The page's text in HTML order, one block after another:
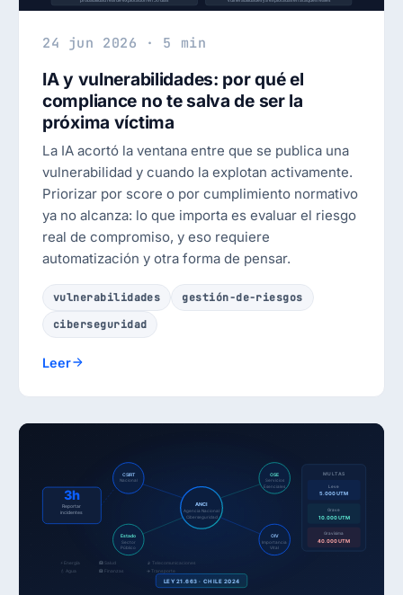
24 jun 2026 · 5 min
IA y vulnerabilidades: por qué el
compliance no te salva de ser la
próxima víctima
La IA acortó la ventana entre que se publica una
vulnerabilidad y cuando la explotan activamente.
Priorizar por score o por cumplimiento normativo
ya no alcanza: lo que importa es evaluar el riesgo
real de compromiso, y eso requiere
automatización y otra forma de pensar.
vulnerabilidades
gestión-de-riesgos
ciberseguridad
Leer